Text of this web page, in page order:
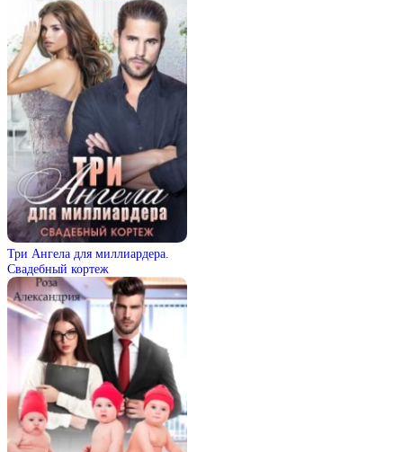
Три Ангела для миллиардера.
Свадебный кортеж